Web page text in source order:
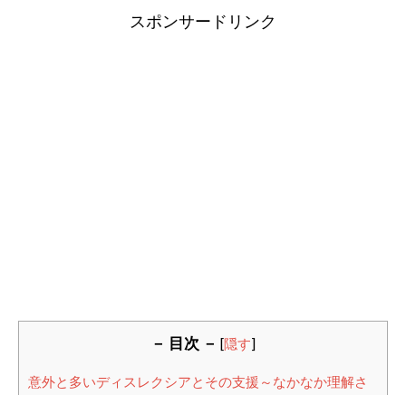
スポンサードリンク
－ 目次 － [隠す]
意外と多いディスレクシアとその支援～なかなか理解さ